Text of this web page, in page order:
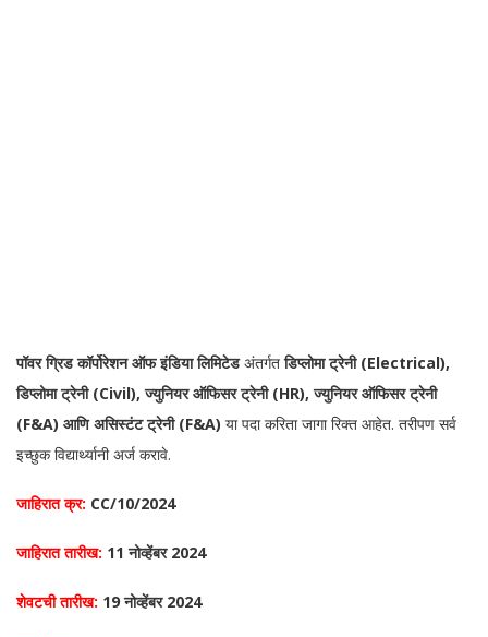
पॉवर ग्रिड कॉर्पोरेशन ऑफ इंडिया लिमिटेडअंतर्गतडिप्लोमा ट्रेनी (Electrical),
डिप्लोमा ट्रेनी (Civil), ज्युनियर ऑफिसर ट्रेनी (HR), ज्युनियर ऑफिसर ट्रेनी
(F&A) आणि असिस्टंट ट्रेनी (F&A) या पदा करिता जागा रिक्त आहेत. तरीपण सर्व
इच्छुक विद्यार्थ्यानी अर्ज करावे.
जाहिरात क्र: CC/10/2024
जाहिरात तारीख: 11 नोव्हेंबर 2024
शेवटची तारीख: 19 नोव्हेंबर 2024